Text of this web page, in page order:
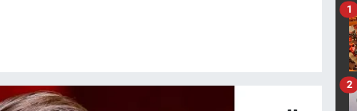
1
2